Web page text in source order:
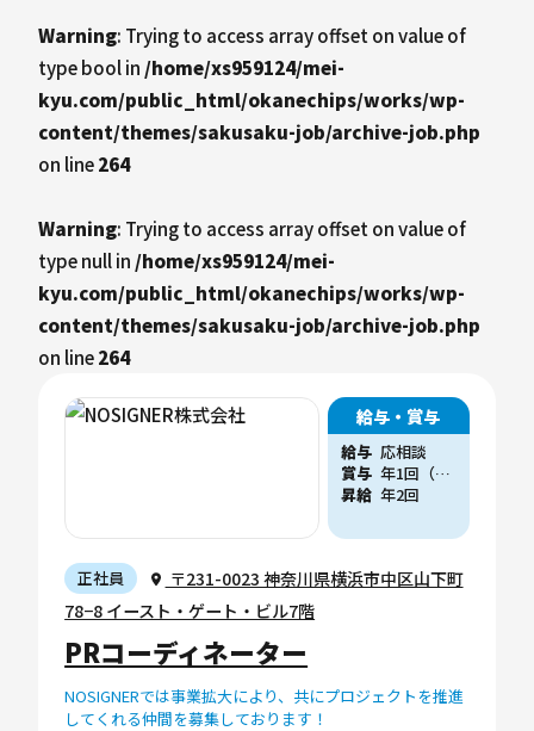
Warning: Trying to access array offset on value of
type bool in /home/xs959124/mei-
kyu.com/public_html/okanechips/works/wp-
content/themes/sakusaku-job/archive-job.php
on line264
Warning: Trying to access array offset on value of
type null in /home/xs959124/mei-
kyu.com/public_html/okanechips/works/wp-
content/themes/sakusaku-job/archive-job.php
on line264
給与・賞与
給与 応相談
賞与
年1回（他、会社業績に応じた賞与支給実績あり）
昇給 年2回
正社員
〒231-0023 神奈川県横浜市中区山下町
78−8 イースト・ゲート・ビル7階
PRコーディネーター
NOSIGNERでは事業拡大により、共にプロジェクトを推進
してくれる仲間を募集しております！